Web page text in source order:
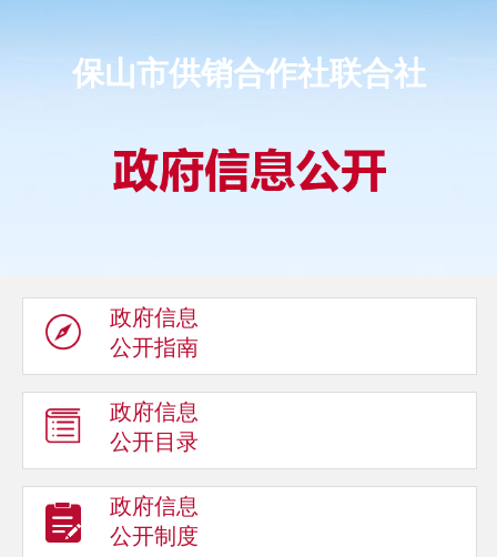
保山市供销合作社联合社
政府信息
公开指南
政府信息
公开目录
政府信息
公开制度